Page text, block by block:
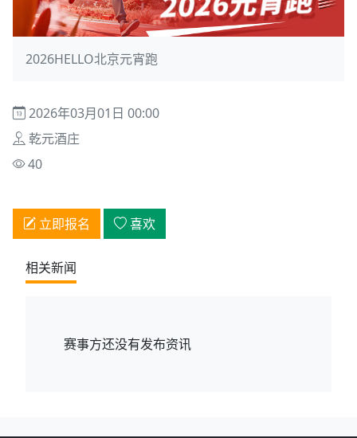
2026HELLO北京元宵跑
2026年03月01日 00:00
乾元酒庄
40
立即报名 喜欢
相关新闻
赛事方还没有发布资讯